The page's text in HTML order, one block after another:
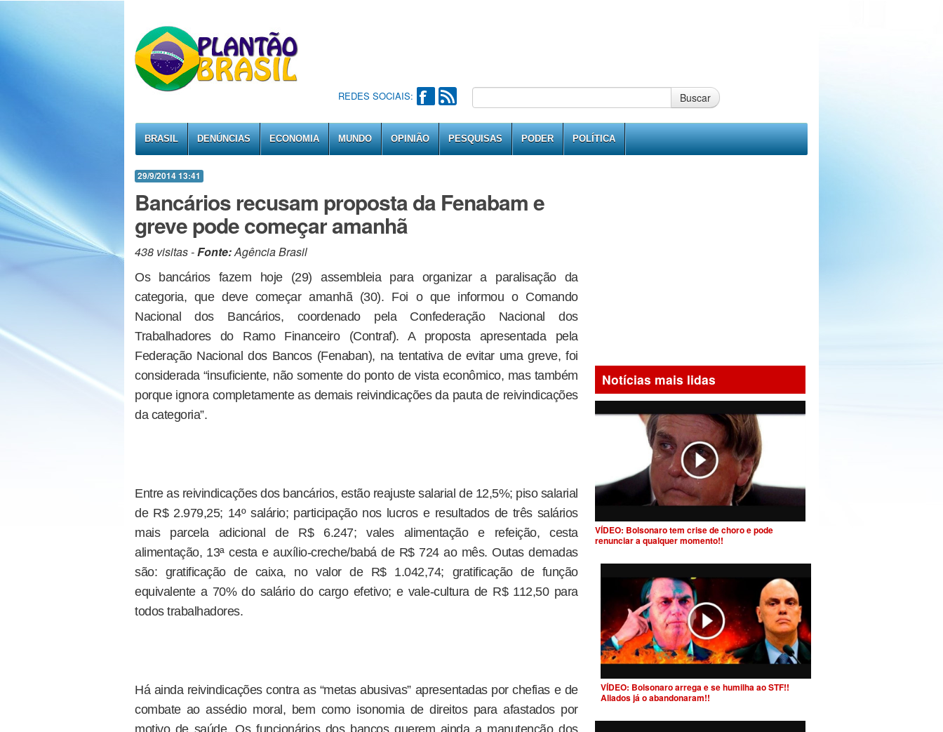
REDES SOCIAIS: Buscar
BRASIL DENÚNCIAS ECONOMIA MUNDO OPINIÃO PESQUISAS PODER POLÍTICA
29/9/2014 13:41
Bancários recusam proposta da Fenabam e
greve pode começar amanhã
438 visitas -Fonte:Agência Brasil
Os bancários fazem hoje (29) assembleia para organizar a paralisação da
categoria, que deve começar amanhã (30). Foi o que informou o Comando
Nacional dos Bancários, coordenado pela Confederação Nacional dos
Trabalhadores do Ramo Financeiro (Contraf). A proposta apresentada pela
Federação Nacional dos Bancos (Fenaban), na tentativa de evitar uma greve, foi
considerada “insuficiente, não somente do ponto de vista econômico, mas também
porque ignora completamente as demais reivindicações da pauta de reivindicações
da categoria”.
Entre as reivindicações dos bancários, estão reajuste salarial de 12,5%; piso salarial
de R$ 2.979,25; 14º salário; participação nos lucros e resultados de três salários
mais parcela adicional de R$ 6.247; vales alimentação e refeição, cesta
alimentação, 13ª cesta e auxílio-creche/babá de R$ 724 ao mês. Outas demadas
são: gratificação de caixa, no valor de R$ 1.042,74; gratificação de função
equivalente a 70% do salário do cargo efetivo; e vale-cultura de R$ 112,50 para
todos trabalhadores.
Há ainda reivindicações contra as “metas abusivas” apresentadas por chefias e de
combate ao assédio moral, bem como isonomia de direitos para afastados por
motivo de saúde. Os funcionários dos bancos querem ainda a manutenção dos
Notícias mais lidas
VÍDEO: Bolsonaro tem crise de choro e pode
renunciar a qualquer momento!!
VÍDEO: Bolsonaro arrega e se humilha ao STF!!
Aliados já o abandonaram!!